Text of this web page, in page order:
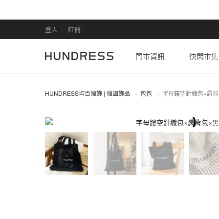
登入 註冊
門市資訊 快閃市集
HUNDRESS均百韓飾 | 韓國飾品 包包 字母鏤空針織包×肩